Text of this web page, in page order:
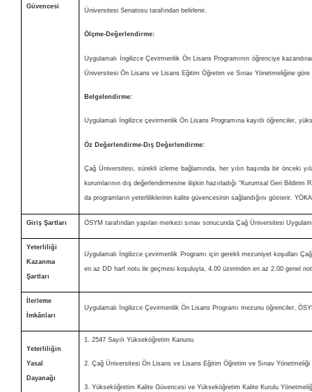
Güvencesi
Üniversitesi Senatosu tarafından belirlenir.
Ölçme-Değerlendirme:
Uygulamalı İngilizce Çevirmenlik Ön Lisans Programının öğrenciye
Üniversitesi Ön Lisans ve Lisans Eğitim Öğretim ve Sınav Yönetmeliğine göre
Belgelendirme:
Uygulamalı İngilizce çevirmenlik Ön Lisans Programına kayıtlı öğrenciler,
Öz Değerlendirme-Dış Değerlendirme:
Çağ Üniversitesi, sürekli izleme bağlamında, her yılın başında bir önceki
kurumlarının dış değerlendirmesine ilişkin hazırladığı “Kurumsal Geri
da programların yeterliliklerinin kalite güvencesinin sağlandığını gösterir.
Giriş Şartları ÖSYM tarafından yapılan merkezi sınav sonucunda Çağ Üniversitesi
Yeterliliği
Kazanma
Şartları
Uygulamalı İngilizce çevirmenlik Programı için gerekli mezuniyet koşulları
en az DD harf notu ile geçmesi koşuluyla, 4.00 üzerinden en az 2.00 genel not
İlerleme
İmkânları
Uygulamalı İngilizce Çevirmenlik Ön Lisans Programı mezunu öğrenciler,
Yeterliliğin
Yasal
Dayanağı
1. 2547 Sayılı Yükseköğretim Kanunu
2. Çağ Üniversitesi Ön Lisans ve Lisans Eğitim Öğretim ve Sınav Yönetmeliği
3. Yükseköğretim Kalite Güvencesi ve Yükseköğretim Kalite Kurulu